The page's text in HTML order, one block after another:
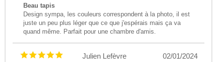
Beau tapis
Design sympa, les couleurs correspondent à la photo, il est
juste un peu plus léger que ce que j'espérais mais ça va
quand même. Parfait pour une chambre d'amis.
02/01/2024
Julien Lefèvre